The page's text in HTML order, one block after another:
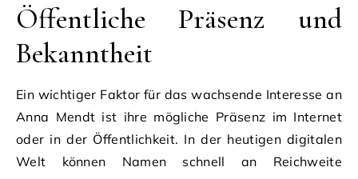
Öffentliche Präsenz und
Bekanntheit
Ein wichtiger Faktor für das wachsende Interesse an
Anna Mendt ist ihre mögliche Präsenz im Internet
oder in der Öffentlichkeit. In der heutigen digitalen
Welt können Namen schnell an Reichweite